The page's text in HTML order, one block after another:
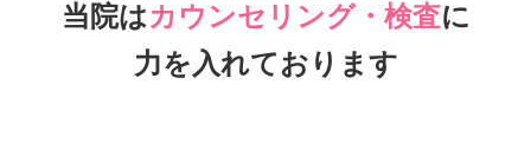
当院はカウンセリング・検査に
力を入れております